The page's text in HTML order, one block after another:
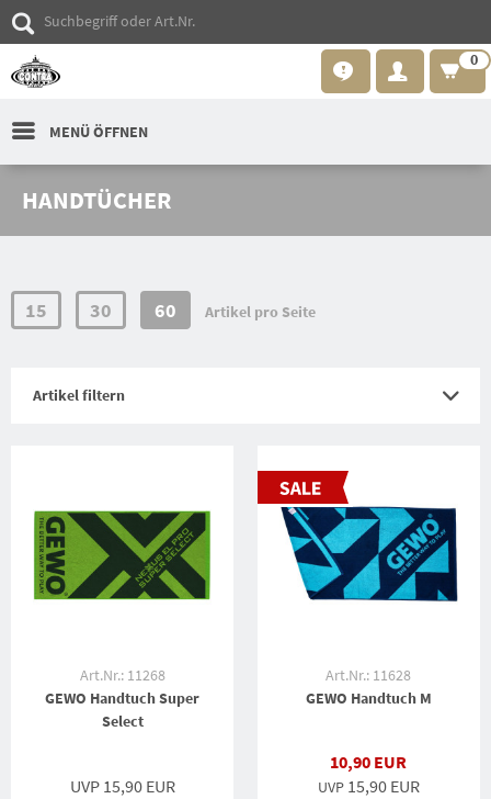
0
MENÜ ÖFFNEN
HANDTÜCHER
Artikel filtern
15 30 60 Artikel pro Seite
Art.Nr.: 11268
GEWO Handtuch Super
Select
UVP 15,90 EUR
Art.Nr.: 11628
GEWO Handtuch M
10,90 EUR
UVP 15,90 EUR